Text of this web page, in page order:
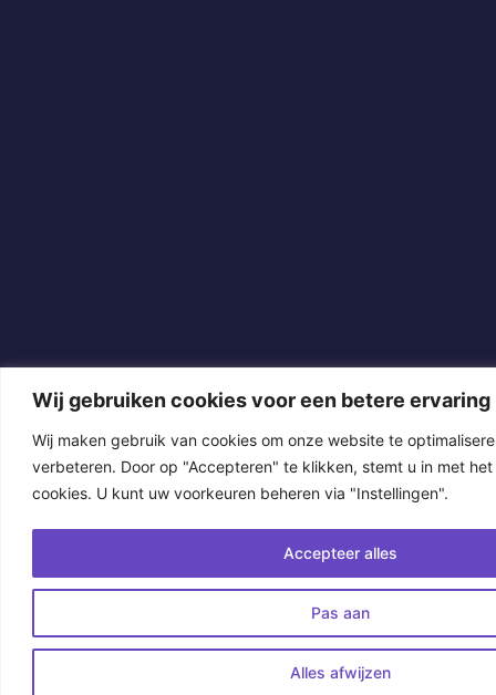
Wij gebruiken cookies voor een betere ervaring
Wij maken gebruik van cookies om onze website te
verbeteren. Door op "Accepteren" te klikken, stemt u in met
cookies. U kunt uw voorkeuren beheren via "Instellingen".
Pas aan
Alles afwijzen
Accepteer alles